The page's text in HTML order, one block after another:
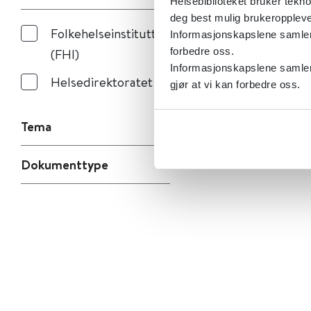
deg best mulig
Informasjonskapslene
forbedre oss.
Informasjonskapslene
gjør at vi kan forbedre oss.
Folkehelseinstituttet
(FHI)
Helsedirektoratet
Tema
Dokumenttype